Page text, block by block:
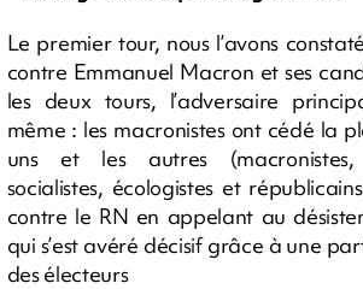
Le premier tour, nous l’avons
contre Emmanuel Macron et ses
les deux tours, l’adversaire
même : les macronistes ont cédé la
uns et les autres (macronistes,
socialistes, écologistes et
contre le RN en appelant au
qui s’est avéré décisif grâce à une
des électeurs